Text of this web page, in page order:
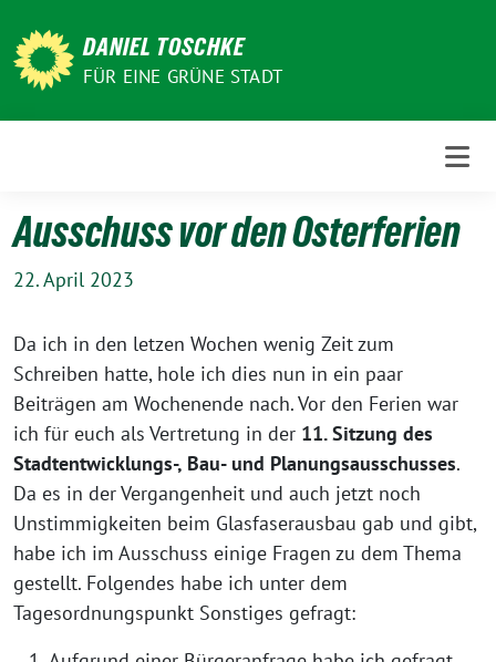
zum
Inhalt
DANIEL TOSCHKE
FÜR EINE GRÜNE STADT
Ausschuss vor den Osterferien
22. April 2023
Da ich in den letzen Wochen wenig Zeit zum
Schreiben hatte, hole ich dies nun in ein paar
Beiträgen am Wochenende nach. Vor den Ferien war
ich für euch als Vertretung in der 11. Sitzung des
Stadtentwicklungs-, Bau- und Planungsausschusses.
Da es in der Vergangenheit und auch jetzt noch
Unstimmigkeiten beim Glasfaserausbau gab und gibt,
habe ich im Ausschuss einige Fragen zu dem Thema
gestellt. Folgendes habe ich unter dem
Tagesordnungspunkt Sonstiges gefragt: